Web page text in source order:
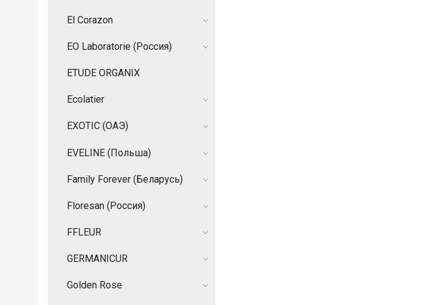
El Corazon
EO Laboratorie (Россия)
ETUDE ORGANIX
Ecolatier
EXOTIC (ОАЭ)
EVELINE (Польша)
Family Forever (Беларусь)
Floresan (Россия)
FFLEUR
GERMANIСUR
Golden Rose